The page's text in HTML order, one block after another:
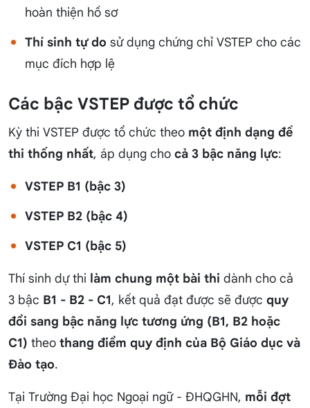
hoàn thiện hồ sơ
Thí sinh tự do sử dụng chứng chỉ VSTEP cho các
mục đích hợp lệ
Các bậc VSTEP được tổ chức
Kỳ thi VSTEP được tổ chức theo một định dạng đề
thi thống nhất, áp dụng cho cả 3 bậc năng lực:
VSTEP B1 (bậc 3)
VSTEP B2 (bậc 4)
VSTEP C1 (bậc 5)
Thí sinh dự thi làm chung một bài thi dành cho cả
3 bậc B1 - B2 - C1, kết quả đạt được sẽ được quy
đổi sang bậc năng lực tương ứng (B1, B2 hoặc
C1) theo thang điểm quy định của Bộ Giáo dục và
Đào tạo.
Tại Trường Đại học Ngoại ngữ - ĐHQGHN, mỗi đợt